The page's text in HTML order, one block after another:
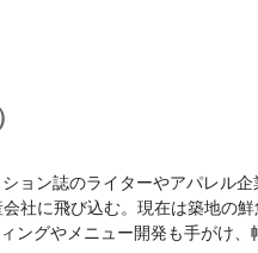
ョン誌のライターやアパレル企
社に飛び込む。現在は築地の
ングやメニュー開発も手がけ、